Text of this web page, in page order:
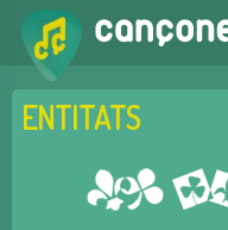
ENTITATS